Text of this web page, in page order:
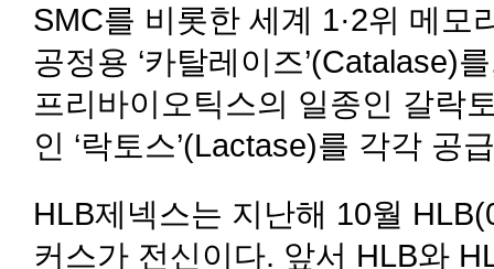
SMC를 비롯한 세계 1·2위 메모
공정용 ‘카탈레이즈’(Catalase)
프리바이오틱스의 일종인 갈락
인 ‘락토스’(Lactase)를 각각 공
HLB제넥스는 지난해 10월
커스가 전신이다. 앞서 HLB와